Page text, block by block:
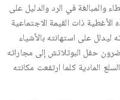
والمبالغة في الرد والدليل على
ذات القيمة الاجتماعية
ليدلل على استهانته بالأشياء
حفل البوتلاتش إلى مجاراته
المادية كلما ارتفعت مكانته